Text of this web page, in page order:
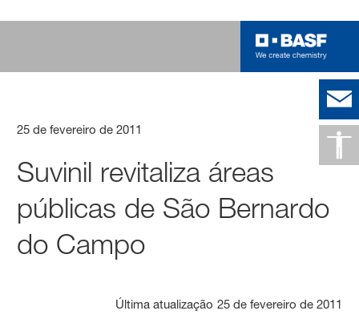
25 de fevereiro de 2011
Suvinil revitaliza áreas
públicas de São Bernardo
do Campo
Última atualização 25 de fevereiro de 2011